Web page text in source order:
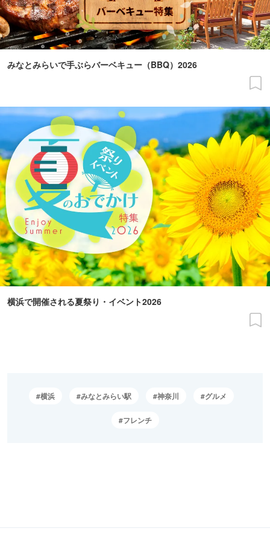
みなとみらいで手ぶらバーベキュー（BBQ）2026
横浜で開催される夏祭り・イベント2026
横浜 みなとみらい駅 神奈川 グルメ
フレンチ